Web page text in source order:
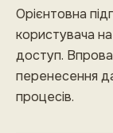
Орієнтовна
користувача
доступ.
перенесення
процесів.